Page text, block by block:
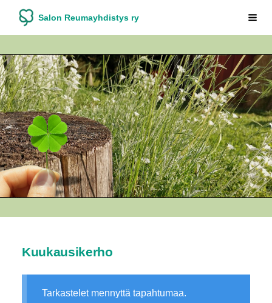
Siirry
sivun
Salon Reumayhdistys ry
Kuukausikerho
Tarkastelet mennyttä tapahtumaa.